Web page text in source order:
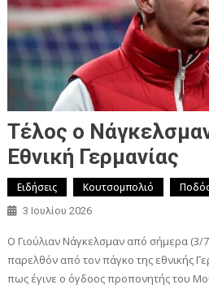
Τέλος ο
Εθνική Γερμανίας
Ειδήσεις Κουτσομπολιό
3 Ιουλίου 2026
Ο Γιούλιαν Νάγκελσμαν από σήμερα (3/
παρελθόν από τον πάγκο της εθνικής
πως έγινε ο όγδοος προπονητής του